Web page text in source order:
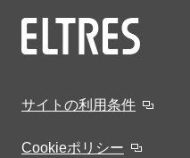
サイトの利用条件
Cookieポリシー